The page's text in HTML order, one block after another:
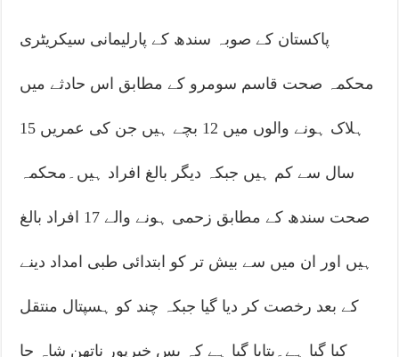
پاکستان کے صوبہ سندھ کے پارلیمانی سیکریٹری
محکمہ صحت قاسم سومرو کے مطابق اس حادثے میں
ہلاک ہونے والوں میں 12 بچے ہیں جن کی عمریں 15
سال سے کم ہیں جبکہ دیگر بالغ افراد ہیں۔محکمہ
صحت سندھ کے مطابق زحمی ہونے والے 17 افراد بالغ
ہیں اور ان میں سے بیش تر کو ابتدائی طبی امداد دینے
کے بعد رخصت کر دیا گیا جبکہ چند کو ہسپتال منتقل
کیا گیا ہے۔بتایا گیا ہے کہ بس خیرپور ناتھن شاہ جا